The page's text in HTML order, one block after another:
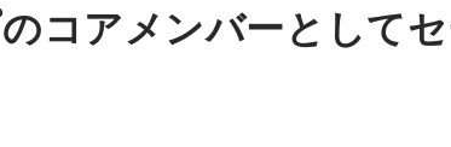
コアメンバーとして